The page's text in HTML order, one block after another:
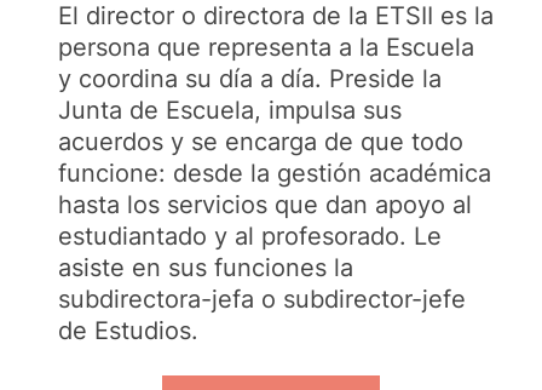
El director o directora de la ETSII es la
persona que representa a la Escuela
y coordina su día a día. Preside la
Junta de Escuela, impulsa sus
acuerdos y se encarga de que todo
funcione: desde la gestión académica
hasta los servicios que dan apoyo al
estudiantado y al profesorado. Le
asiste en sus funciones la
subdirectora-jefa o subdirector-jefe
de Estudios.